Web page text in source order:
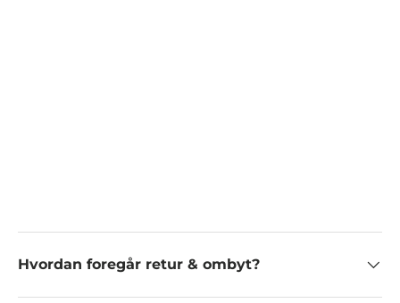
Hvordan foregår retur & ombyt?